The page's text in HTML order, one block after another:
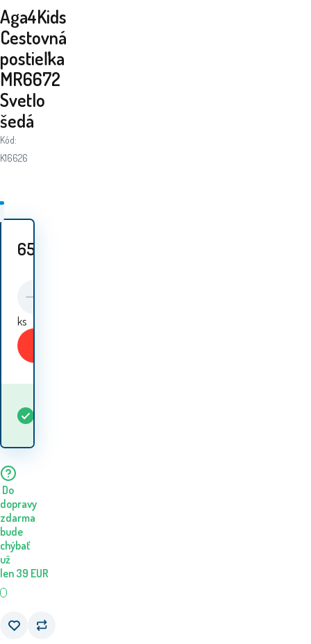
Aga4Kids
Cestovná
postieľka
MR6672
Svetlo
šedá
Kód:
K16626
65.20
ks
Do
dopravy
zdarma
bude
chýbať
už
len 39 EUR